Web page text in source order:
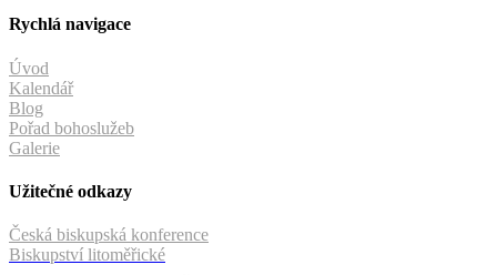
Rychlá navigace
Úvod
Kalendář
Blog
Pořad bohoslužeb
Galerie
Užitečné odkazy
Česká biskupská konference
Biskupství litoměřické